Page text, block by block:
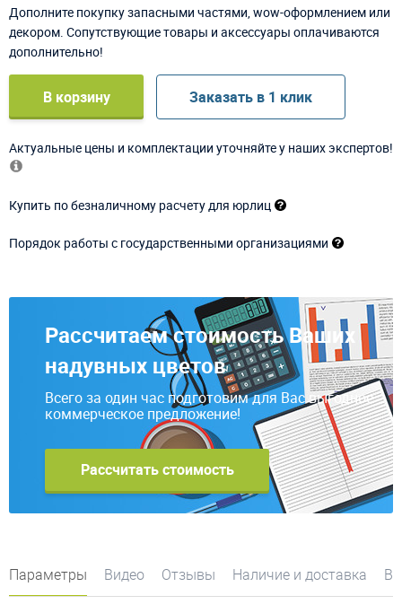
Дополните покупку запасными частями, wow-оформлением или
декором. Сопутствующие товары и аксессуары оплачиваются
дополнительно!
В корзину Заказать в 1 клик
Актуальные цены и комплектации уточняйте у наших экспертов!
Купить по безналичному расчету для юрлиц
Порядок работы с государственными организациями
Рассчитаем стоимость Ваших
надувных цветов
Всего за один час подготовим для Вас выгодное
коммерческое предложение!
Рассчитать стоимость
Параметры Видео Отзывы Наличие и доставка